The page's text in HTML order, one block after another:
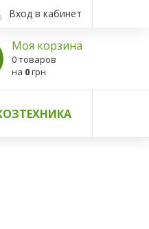
Вход в кабинет
Моя корзина
0 товаров
на 0грн